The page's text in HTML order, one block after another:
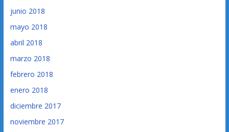
junio 2018
mayo 2018
abril 2018
marzo 2018
febrero 2018
enero 2018
diciembre 2017
noviembre 2017